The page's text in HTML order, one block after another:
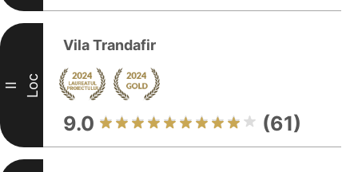
II Loc
Vila Trandafir
9.0 (61)